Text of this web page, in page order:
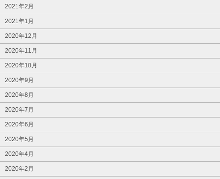
2021年2月
2021年1月
2020年12月
2020年11月
2020年10月
2020年9月
2020年8月
2020年7月
2020年6月
2020年5月
2020年4月
2020年2月